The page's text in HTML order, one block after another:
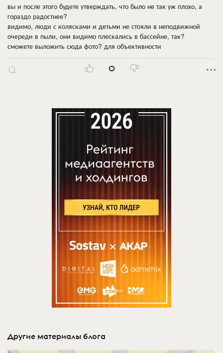
вы и после этого будете утверждать, что было не так уж плохо, а
гораздо радостнее?
видимо, люди с колясками и детьми не стояли в неподвижной
очереди в пыли, они видимо плескались в бассейне, так?
сможете выложить сюда фото? для объективности
0
Другие материалы блога